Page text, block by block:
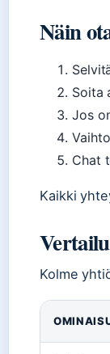
Näin
Soita
Jos
Chat
Kaikki
Kolme